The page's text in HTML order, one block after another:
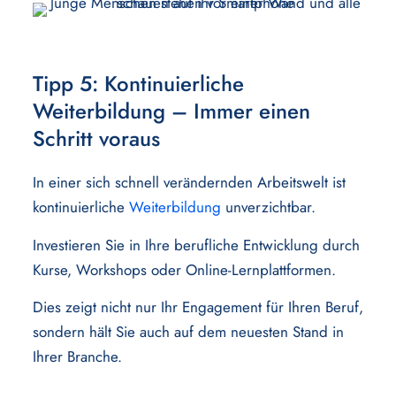
Tipp 5: Kontinuierliche
Weiterbildung – Immer einen
Schritt voraus
In einer sich schnell verändernden Arbeitswelt ist
kontinuierliche Weiterbildung unverzichtbar.
Investieren Sie in Ihre berufliche Entwicklung durch
Kurse, Workshops oder Online-Lernplattformen.
Dies zeigt nicht nur Ihr Engagement für Ihren Beruf,
sondern hält Sie auch auf dem neuesten Stand in
Ihrer Branche.